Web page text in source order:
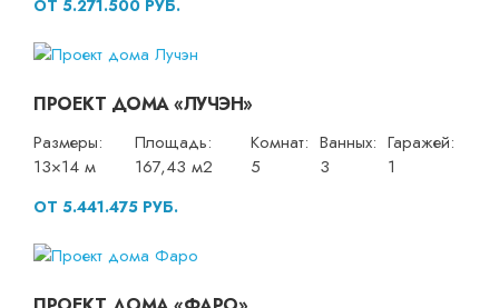
ОТ 5.271.500 РУБ.
ПРОЕКТ ДОМА «ЛУЧЭН»
Размеры:
13×14 м
Площадь:
167,43 м2
Комнат:
5
Ванных:
3
Гаражей:
1
ОТ 5.441.475 РУБ.